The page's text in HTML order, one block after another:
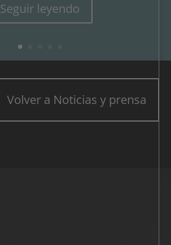
Seguir leyendo
Volver a Noticias y prensa